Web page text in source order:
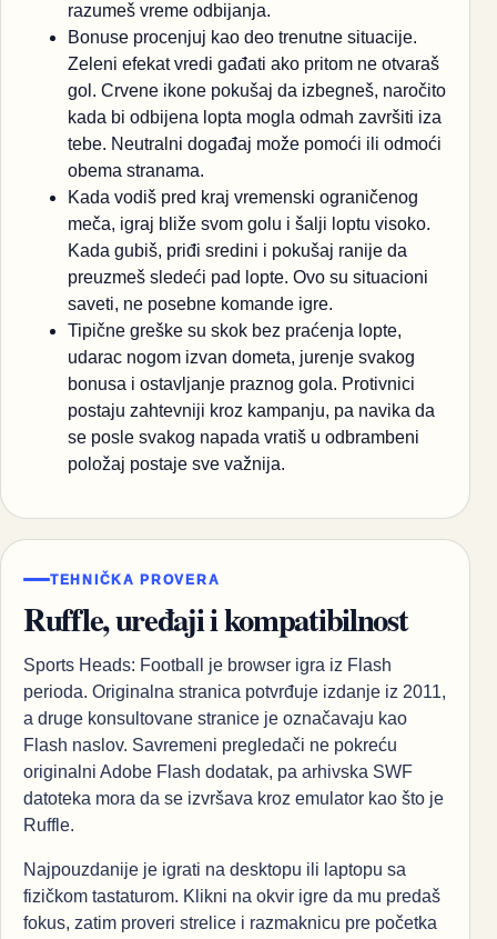
razumeš vreme odbijanja.
Bonuse procenjuj kao deo trenutne situacije.
Zeleni efekat vredi gađati ako pritom ne otvaraš
gol. Crvene ikone pokušaj da izbegneš, naročito
kada bi odbijena lopta mogla odmah završiti iza
tebe. Neutralni događaj može pomoći ili odmoći
obema stranama.
Kada vodiš pred kraj vremenski ograničenog
meča, igraj bliže svom golu i šalji loptu visoko.
Kada gubiš, priđi sredini i pokušaj ranije da
preuzmeš sledeći pad lopte. Ovo su situacioni
saveti, ne posebne komande igre.
Tipične greške su skok bez praćenja lopte,
udarac nogom izvan dometa, jurenje svakog
bonusa i ostavljanje praznog gola. Protivnici
postaju zahtevniji kroz kampanju, pa navika da
se posle svakog napada vratiš u odbrambeni
položaj postaje sve važnija.
TEHNIČKA PROVERA
Ruffle, uređaji i kompatibilnost
Sports Heads: Football je browser igra iz Flash
perioda. Originalna stranica potvrđuje izdanje iz 2011,
a druge konsultovane stranice je označavaju kao
Flash naslov. Savremeni pregledači ne pokreću
originalni Adobe Flash dodatak, pa arhivska SWF
datoteka mora da se izvršava kroz emulator kao što je
Ruffle.
Najpouzdanije je igrati na desktopu ili laptopu sa
fizičkom tastaturom. Klikni na okvir igre da mu predaš
fokus, zatim proveri strelice i razmaknicu pre početka